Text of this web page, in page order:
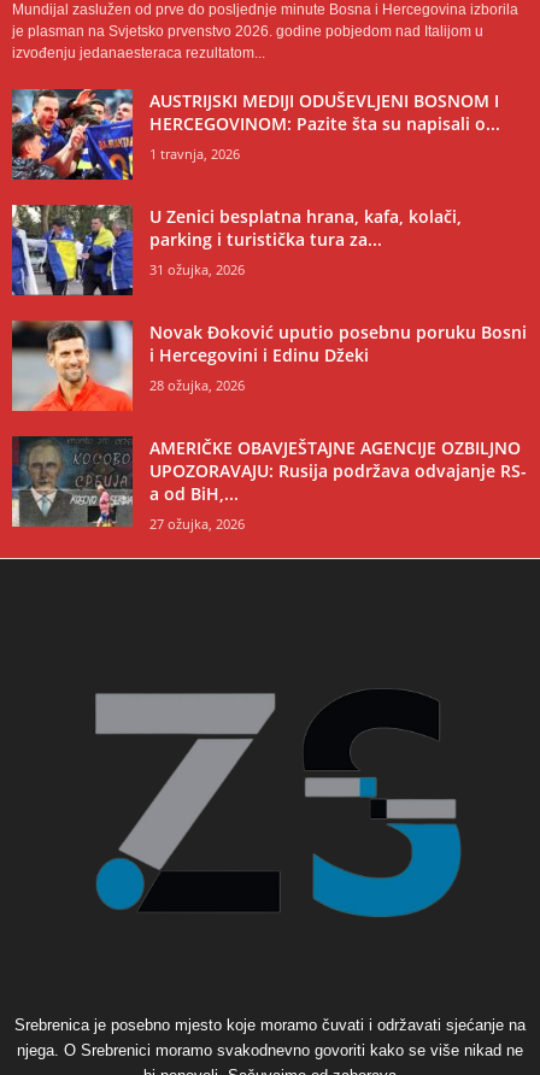
Mundijal zaslužen od prve do posljednje minute Bosna i Hercegovina izborila
je plasman na Svjetsko prvenstvo 2026. godine pobjedom nad Italijom u
izvođenju jedanaesteraca rezultatom...
AUSTRIJSKI MEDIJI ODUŠEVLJENI BOSNOM I
HERCEGOVINOM: Pazite šta su napisali o...
1 travnja, 2026
U Zenici besplatna hrana, kafa, kolači,
parking i turistička tura za...
31 ožujka, 2026
Novak Đoković uputio posebnu poruku Bosni
i Hercegovini i Edinu Džeki
28 ožujka, 2026
AMERIČKE OBAVJEŠTAJNE AGENCIJE OZBILJNO
UPOZORAVAJU: Rusija podržava odvajanje RS-
a od BiH,...
27 ožujka, 2026
Srebrenica je posebno mjesto koje moramo čuvati i održavati sjećanje na
njega. O Srebrenici moramo svakodnevno govoriti kako se više nikad ne